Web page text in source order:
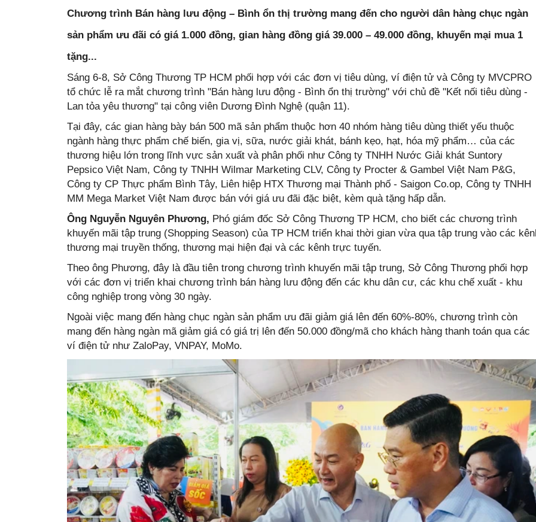
Chương trình Bán hàng lưu động – Bình ổn thị trường mang đến cho người dân hàng chục ngàn
sản phẩm ưu đãi có giá 1.000 đồng, gian hàng đồng giá 39.000 – 49.000 đồng, khuyến mại mua 1
tặng...
Sáng 6-8, Sở Công Thương TP HCM phối hợp với các đơn vị tiêu dùng, ví điện tử và Công ty MVCPRO
tổ chức lễ ra mắt chương trình "Bán hàng lưu động - Bình ổn thị trường" với chủ đề "Kết nối tiêu dùng -
Lan tỏa yêu thương" tại công viên Dương Đình Nghệ (quận 11).
Tại đây, các gian hàng bày bán 500 mã sản phẩm thuộc hơn 40 nhóm hàng tiêu dùng thiết yếu thuộc
ngành hàng thực phẩm chế biến, gia vị, sữa, nước giải khát, bánh kẹo, hạt, hóa mỹ phẩm… của các
thương hiệu lớn trong lĩnh vực sản xuất và phân phối như Công ty TNHH Nước Giải khát Suntory
Pepsico Việt Nam, Công ty TNHH Wilmar Marketing CLV, Công ty Procter & Gambel Việt Nam P&G,
Công ty CP Thực phẩm Bình Tây, Liên hiệp HTX Thương mại Thành phố - Saigon Co.op, Công ty TNHH
MM Mega Market Việt Nam được bán với giá ưu đãi đặc biệt, kèm quà tặng hấp dẫn.
Ông Nguyễn Nguyên Phương, Phó giám đốc Sở Công Thương TP HCM, cho biết các chương trình
khuyến mãi tập trung (Shopping Season) của TP HCM triển khai thời gian vừa qua tập trung vào các
thương mại truyền thống, thương mại hiện đại và các kênh trực tuyến.
Theo ông Phương, đây là đầu tiên trong chương trình khuyến mãi tập trung, Sở Công Thương phối hợp
với các đơn vị triển khai chương trình bán hàng lưu động đến các khu dân cư, các khu chế xuất - khu
công nghiệp trong vòng 30 ngày.
Ngoài việc mang đến hàng chục ngàn sản phẩm ưu đãi giảm giá lên đến 60%-80%, chương trình còn
mang đến hàng ngàn mã giảm giá có giá trị lên đến 50.000 đồng/mã cho khách hàng thanh toán qua các
ví điện tử như ZaloPay, VNPAY, MoMo.